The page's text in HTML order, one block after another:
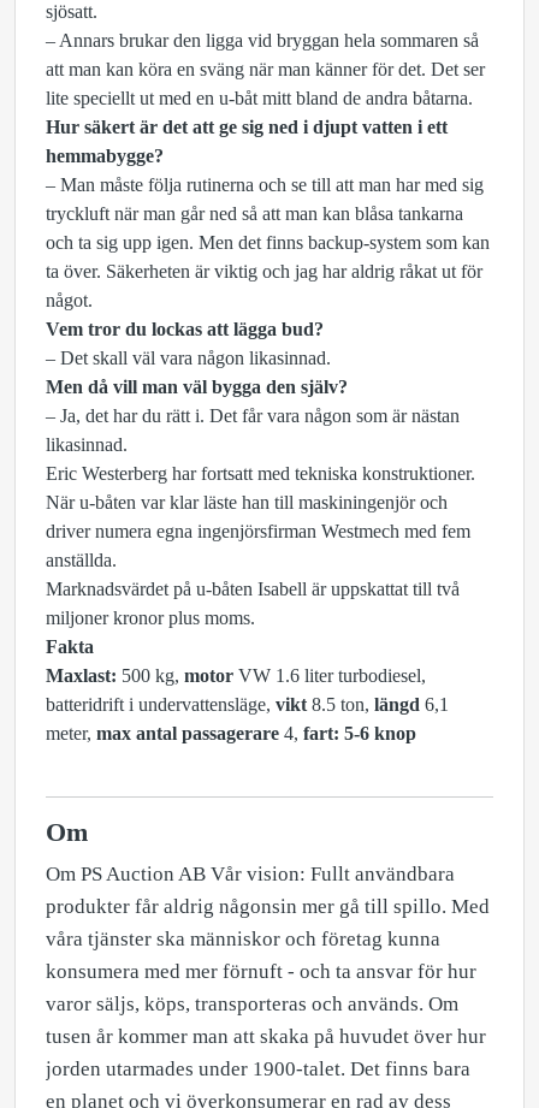
sjösatt.
– Annars brukar den ligga vid bryggan hela sommaren så
att man kan köra en sväng när man känner för det. Det ser
lite speciellt ut med en u-båt mitt bland de andra båtarna.
Hur säkert är det att ge sig ned i djupt vatten i ett
hemmabygge?
– Man måste följa rutinerna och se till att man har med sig
tryckluft när man går ned så att man kan blåsa tankarna
och ta sig upp igen. Men det finns backup-system som kan
ta över. Säkerheten är viktig och jag har aldrig råkat ut för
något.
Vem tror du lockas att lägga bud?
– Det skall väl vara någon likasinnad.
Men då vill man väl bygga den själv?
– Ja, det har du rätt i. Det får vara någon som är nästan
likasinnad.
Eric Westerberg har fortsatt med tekniska konstruktioner.
När u-båten var klar läste han till maskiningenjör och
driver numera egna ingenjörsfirman Westmech med fem
anställda.
Marknadsvärdet på u-båten Isabell är uppskattat till två
miljoner kronor plus moms.
Fakta
Maxlast: 500 kg, motor VW 1.6 liter turbodiesel,
batteridrift i undervattensläge, vikt 8.5 ton, längd 6,1
meter, max antal passagerare 4, fart: 5-6 knop
Om
Om PS Auction AB Vår vision: Fullt användbara
produkter får aldrig någonsin mer gå till spillo. Med
våra tjänster ska människor och företag kunna
konsumera med mer förnuft - och ta ansvar för hur
varor säljs, köps, transporteras och används. Om
tusen år kommer man att skaka på huvudet över hur
jorden utarmades under 1900-talet. Det finns bara
en planet och vi överkonsumerar en rad av dess